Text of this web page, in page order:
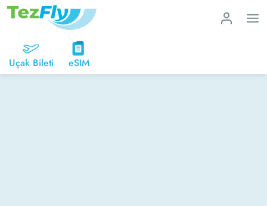
Uçak Bileti eSIM